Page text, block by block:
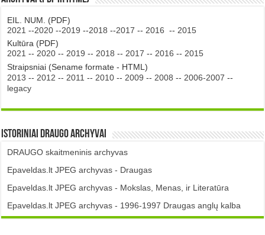
EIL. NUM. (PDF)
2021 --2020 --2019 --2018 --2017 -- 2016 -- 2015
Kultūra (PDF)
2021 -- 2020 -- 2019 -- 2018 -- 2017 -- 2016 -- 2015
Straipsniai (Sename formate - HTML)
2013 -- 2012 -- 2011 -- 2010 -- 2009 -- 2008 -- 2006-2007 --
legacy
Istoriniai DRAUGO Archyvai
DRAUGO skaitmeninis archyvas
Epaveldas.lt JPEG archyvas - Draugas
Epaveldas.lt JPEG archyvas - Mokslas, Menas, ir Literatūra
Epaveldas.lt JPEG archyvas - 1996-1997 Draugas anglų kalba